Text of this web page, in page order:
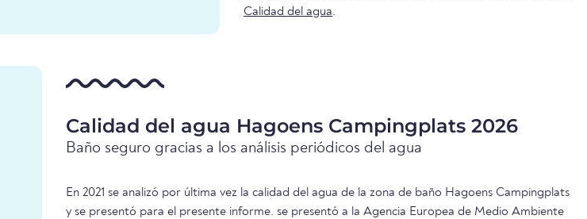
Calidad del agua.
Calidad del agua Hagoens Campingplats 2026
Baño seguro gracias a los análisis periódicos del agua
En 2021 se analizó por última vez la calidad del agua de la zona de baño Hagoens Campingplats
y se presentó para el presente informe. se presentó a la Agencia Europea de Medio Ambiente